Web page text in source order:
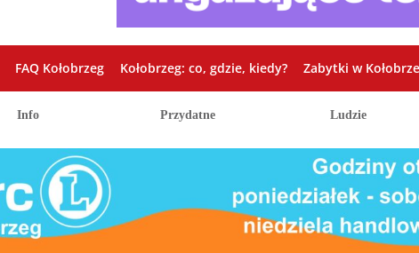
FAQ Kołobrzeg Kołobrzeg: co, gdzie, kiedy? Zabytki w
Info Przydatne Ludzie